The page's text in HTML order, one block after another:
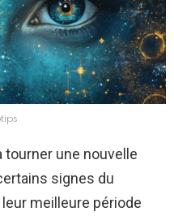
tourner une nouvelle
signes du
meilleure période